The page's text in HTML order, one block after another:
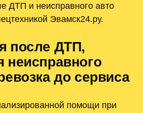
ДТП и неисправного авто
Эвамск24.ру.
после ДТП,
неисправного
до сервиса
помощи при